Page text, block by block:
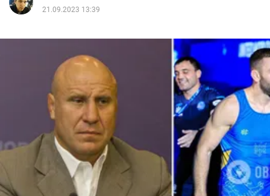
Społeczeństwo
Wojna na Ukrainie
Świat
21.09.2023 13:39